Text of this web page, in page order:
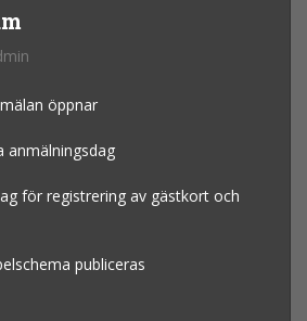
öppnar
anmälningsdag
för registrering av gästkort och
publiceras